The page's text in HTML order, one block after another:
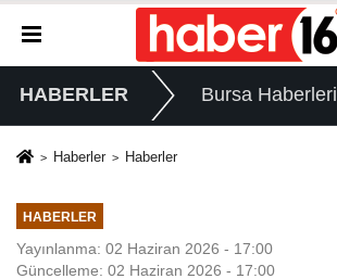
HABERLER Bursa Haberleri
Haberler Haberler
HABERLER
Yayınlanma: 02 Haziran 2026 - 17:00
Güncelleme: 02 Haziran 2026 - 17:00